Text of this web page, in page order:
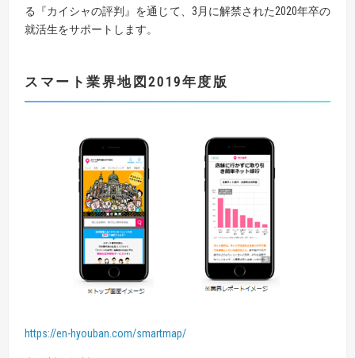
る『カイシャの評判』を通じて、3月に解禁された2020年卒の
就活生をサポートします。
スマート業界地図2019年度版
https://en-hyouban.com/smartmap/